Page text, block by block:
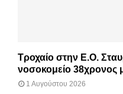
Τροχαίο στην Ε.Ο.
νοσοκομείο 38χρονος
1 Αυγούστου 2026